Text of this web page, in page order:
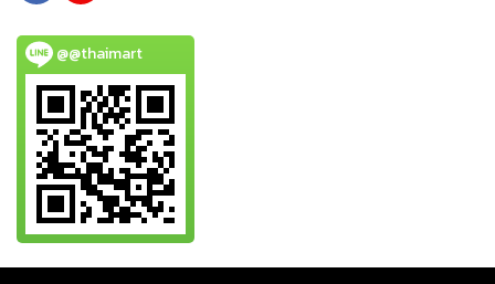
@@thaimart